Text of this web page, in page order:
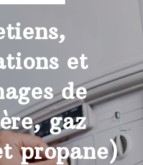
et
de
gaz
propane)